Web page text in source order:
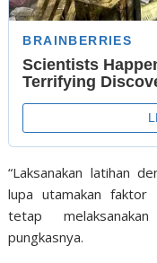
“Laksanakan latihan
lupa utamakan faktor
tetap
pungkasnya.